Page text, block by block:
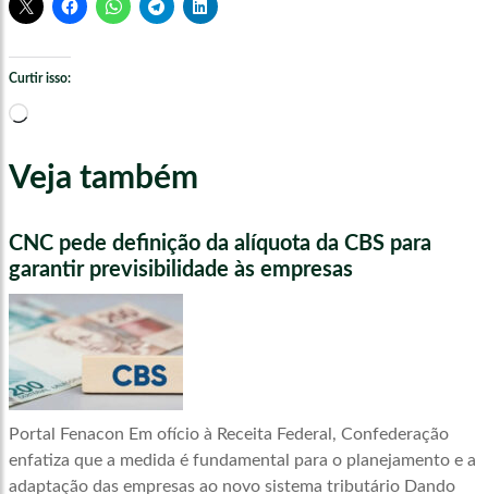
Curtir isso:
Carregando...
Veja também
CNC pede definição da alíquota da CBS para
garantir previsibilidade às empresas
Portal Fenacon Em ofício à Receita Federal, Confederação
enfatiza que a medida é fundamental para o planejamento e a
adaptação das empresas ao novo sistema tributário Dando